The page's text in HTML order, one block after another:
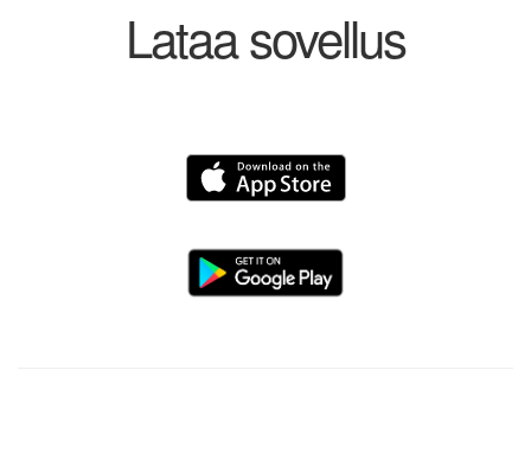
Lataa sovellus